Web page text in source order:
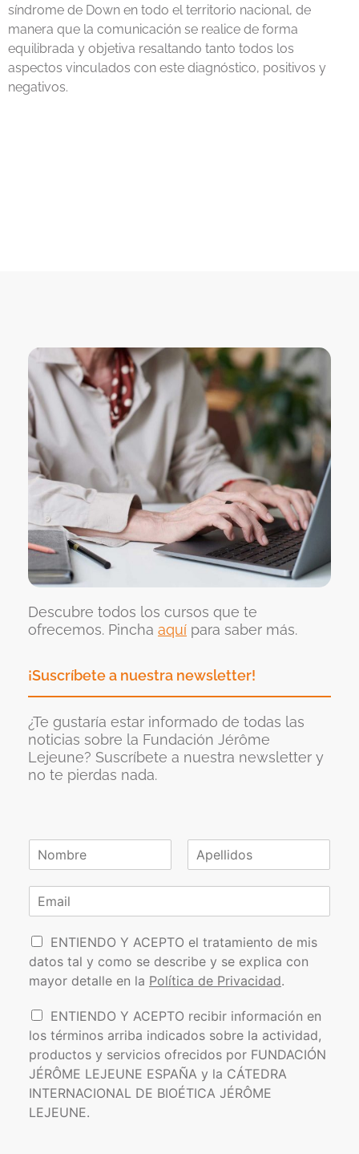
síndrome de Down en todo el territorio nacional, de
manera que la comunicación se realice de forma
equilibrada y objetiva resaltando tanto todos los
aspectos vinculados con este diagnóstico, positivos y
negativos.
Descubre todos los cursos que te
ofrecemos. Pincha aquí para saber más.
¡Suscríbete a nuestra newsletter!
¿Te gustaría estar informado de todas las
noticias sobre la Fundación Jérôme
Lejeune? Suscríbete a nuestra newsletter y
no te pierdas nada.
*
o
b
e
p
l
o
s
r
e
e
e
c
t
ó
n
i
P
o
l
í
c
a
d
e
P
r
ENTIENDO Y ACEPTO el tratamiento de mis
datos tal y como se describe y se explica con
mayor detalle en la Política de Privacidad.
n
f
o
r
m
a
ENTIENDO Y ACEPTO recibir información en
los términos arriba indicados sobre la actividad,
productos y servicios ofrecidos por FUNDACIÓN
JÉRÔME LEJEUNE ESPAÑA y la CÁTEDRA
INTERNACIONAL DE BIOÉTICA JÉRÔME
LEJEUNE.